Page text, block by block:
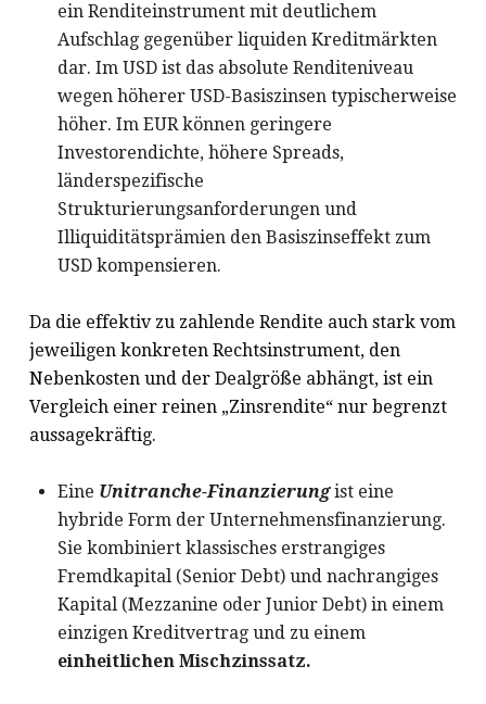
ein Renditeinstrument mit deutlichem
Aufschlag gegenüber liquiden Kreditmärkten
dar. Im USD ist das absolute Renditeniveau
wegen höherer USD-Basiszinsen typischerweise
höher. Im EUR können geringere
Investorendichte, höhere Spreads,
länderspezifische
Strukturierungsanforderungen und
Illiquiditätsprämien den Basiszinseffekt zum
USD kompensieren.
Da die effektiv zu zahlende Rendite auch stark vom
jeweiligen konkreten Rechtsinstrument, den
Nebenkosten und der Dealgröße abhängt, ist ein
Vergleich einer reinen „Zinsrendite“ nur begrenzt
aussagekräftig.
Eine Unitranche-Finanzierungist eine
hybride Form der Unternehmensfinanzierung.
Sie kombiniert klassisches erstrangiges
Fremdkapital (Senior Debt) und nachrangiges
Kapital (Mezzanine oder Junior Debt) in einem
einzigen Kreditvertrag und zu einem
einheitlichen Mischzinssatz.